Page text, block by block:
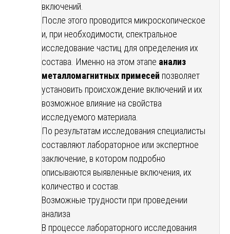
включений.
После этого проводится микроскопическое
и, при необходимости, спектральное
исследование частиц для определения их
состава. Именно на этом этапе анализ
металломагнитных примесей позволяет
установить происхождение включений и их
возможное влияние на свойства
исследуемого материала.
По результатам исследования специалисты
составляют лабораторное или экспертное
заключение, в котором подробно
описываются выявленные включения, их
количество и состав.
Возможные трудности при проведении
анализа
В процессе лабораторного исследования